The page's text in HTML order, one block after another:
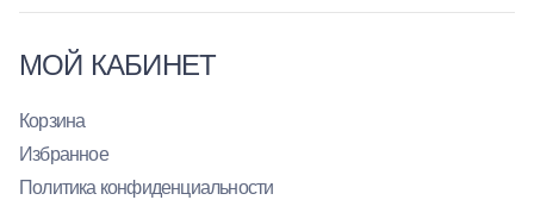
МОЙ КАБИНЕТ
Корзина
Избранное
Политика конфиденциальности